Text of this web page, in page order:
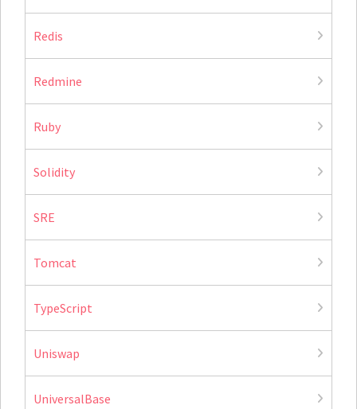
Redis
Redmine
Ruby
Solidity
SRE
Tomcat
TypeScript
Uniswap
UniversalBase